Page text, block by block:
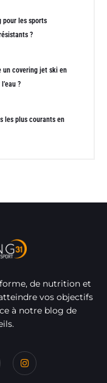
pour les sports
?
un covering jet ski en
?
les plus courants en
de nutrition et
vos objectifs
à notre blog de